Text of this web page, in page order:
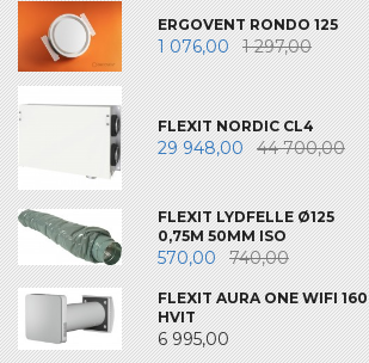
ERGOVENT RONDO 125
1 076,00 1 297,00
FLEXIT NORDIC CL4
29 948,00 44 700,00
FLEXIT LYDFELLE Ø125
0,75M 50MM ISO
570,00 740,00
FLEXIT AURA ONE WIFI 160
HVIT
6 995,00